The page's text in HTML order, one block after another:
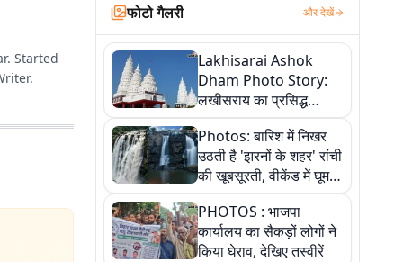
Started
फोटो गैलरी और देखें
Lakhisarai Ashok
Dham Photo Story:
लखीसराय का प्रसिद्ध
अशोक धाम—आस्था,
श्रृंगार, अनुष्ठान और
अलौकिक संध्या आरती के
विहंगम दृश्य
Photos: बारिश में निखर
उठती है 'झरनों के शहर' रांची
की खूबसूरती, वीकेंड में घूम
आएं ये 5 वादियां
PHOTOS : भाजपा
कार्यालय का सैकड़ों लोगों ने
किया घेराव, देखिए तस्वीरें